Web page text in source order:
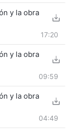
y la obra
17:20
y la obra
09:59
y la obra
04:49